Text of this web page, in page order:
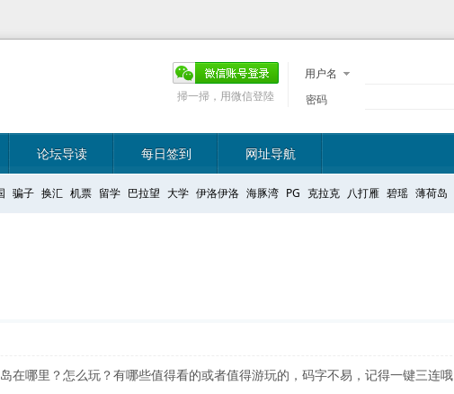
用户名
密码
掃一掃，用微信登陸
论坛导读 每日签到 网址导航
骗子 换汇 机票 留学 巴拉望 大学 伊洛伊洛 海豚湾 PG 克拉克 八打雁 碧瑶 薄荷岛
在哪里？怎么玩？有哪些值得看的或者值得游玩的，码字不易，记得一键三连哦